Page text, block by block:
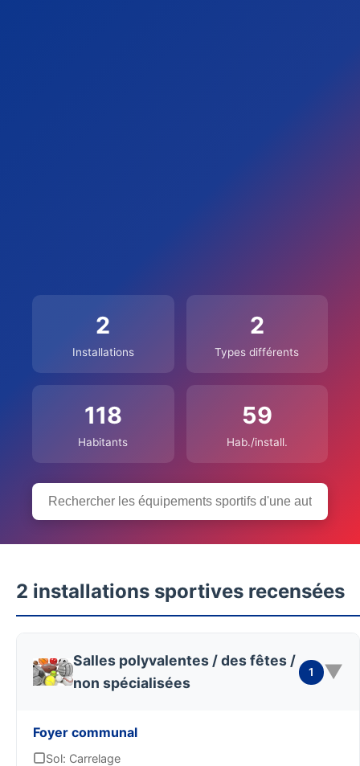
2
Installations
2
Types différents
118
Habitants
59
Hab./install.
2 installations sportives recensées
Salles polyvalentes / des fêtes /
non spécialisées
1 ▼
Foyer communal
Sol: Carrelage